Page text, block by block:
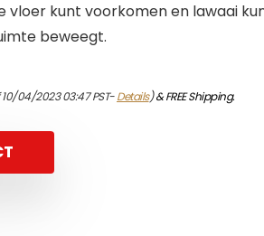
vloer kunt voorkomen en lawaai
beweegt.
04/2023 03:47 PST-Details)&FREE Shipping.